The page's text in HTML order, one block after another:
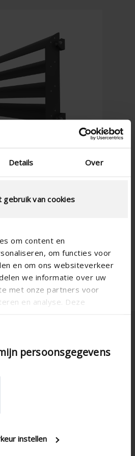
Details Over
van cookies
om content en
om functies voor
en om ons websiteverkeer
we informatie over uw
met onze partners voor
en analyse. Deze
u aan ze heeft verstrekt of
op basis van uw gebruik
persoonsgegevens
instellen